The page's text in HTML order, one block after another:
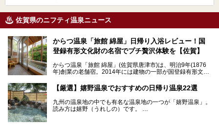
佐賀県のニフティ温泉ニュース
からつ温泉「旅館 綿屋」日帰り入浴レビュー！国
登録有形文化財の名宿でプチ贅沢体験を【佐賀】
からつ温泉「旅館 綿屋」(佐賀県唐津市)は、明治9年(1876
年)創業の老舗宿。2014年には建物の一部が国登録有形文化
しかし良質の自家源泉を所有し、日帰り入浴が可能な点はあ
まり知られていません。近寄りがたいほどの敷居の高いイメ
ージとは反して、実は温かみある接客が特徴の名宿です。
文化財のラグジュアリー名宿で、お得にプチ贅沢体験を。今
【厳選】嬉野温泉でおすすめの日帰り温泉22選
九州の温泉地の中でも有名な温泉地の一つが「嬉野温泉」。
読み方は嬉野（うれしの）です。